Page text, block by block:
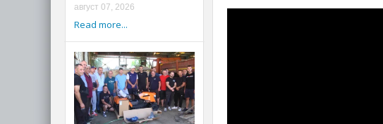
август 07, 2026
Read more...